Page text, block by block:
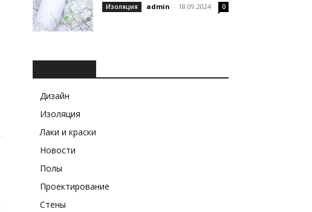
Изоляция admin - 18.09.2024 0
Дизайн
Изоляция
Лаки и краски
Новости
Полы
Проектирование
Стены